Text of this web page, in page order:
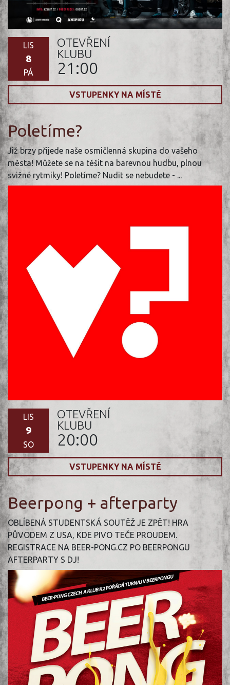
LIS
8
PÁ
OTEVŘENÍ
KLUBU
21:00
VSTUPENKY NA MÍSTĚ
Poletíme?
Již brzy přijede naše osmičlenná skupina do vašeho
města! Můžete se na těšit na barevnou hudbu, plnou
svižné rytmiky! Poletíme? Nudit se nebudete - ...
LIS
9
SO
OTEVŘENÍ
KLUBU
20:00
VSTUPENKY NA MÍSTĚ
Beerpong + afterparty
OBLÍBENÁ STUDENTSKÁ SOUTĚŽ JE ZPĚT! HRA
PŮVODEM Z USA, KDE PIVO TEČE PROUDEM.
REGISTRACE NA BEER-PONG.CZ PO BEERPONGU
AFTERPARTY S DJ!